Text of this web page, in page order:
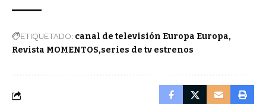
ETIQUETADO: canal de televisión Europa Europa
Revista MOMENTOS series de tv estrenos